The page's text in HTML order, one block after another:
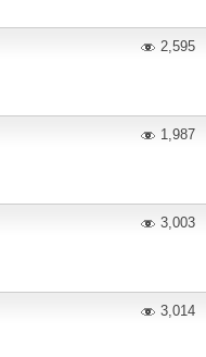
2,595
1,987
3,003
3,014